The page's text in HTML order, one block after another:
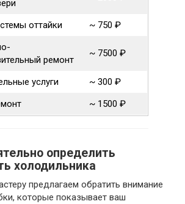
оттайки
~ 750 ₽
ремонт
~ 7500 ₽
услуги
~ 300 ₽
~ 1500 ₽
определить
холодильника
предлагаем обратить внимание
которые показывает ваш